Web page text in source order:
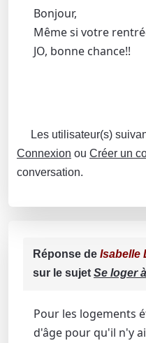
Bonjour,
Même si votre
JO, bonne chance!!
Les utilisateur(s)
Connexion ou Créer un
conversation.
Réponse de Isabelle
sur le sujet Se loger
Pour les logements
d'âge pour qu'il n'y